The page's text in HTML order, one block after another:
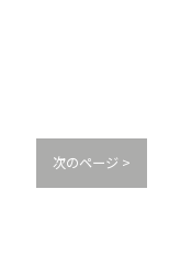
次のページ >